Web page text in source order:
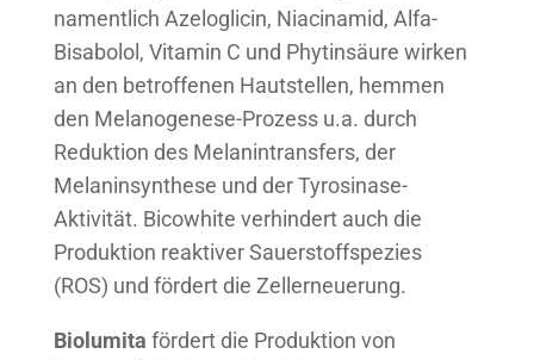
namentlich Azeloglicin, Niacinamid, Alfa-
Bisabolol, Vitamin C und Phytinsäure wirken
an den betroffenen Hautstellen, hemmen
den Melanogenese-Prozess u.a. durch
Reduktion des Melanintransfers, der
Melaninsynthese und der Tyrosinase-
Aktivität. Bicowhite verhindert auch die
Produktion reaktiver Sauerstoffspezies
(ROS) und fördert die Zellerneuerung.
Biolumita fördert die Produktion von